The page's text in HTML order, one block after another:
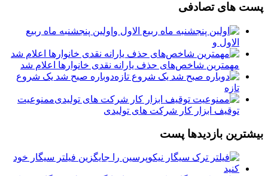
پست های تصادفی
اولین پنجشنبه ماه ربیع
الاول و
مهمترین شاخص‌های حذف یارانه نقدی خانوارها اعلام شد
دوباره صبح شد یک شروع
تازه
️ممنوعیت
توقیف ابزار کار شرکت های تولیدی
بیشترین بازدیدها پست